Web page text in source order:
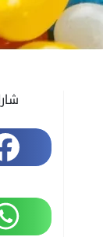
Facebook